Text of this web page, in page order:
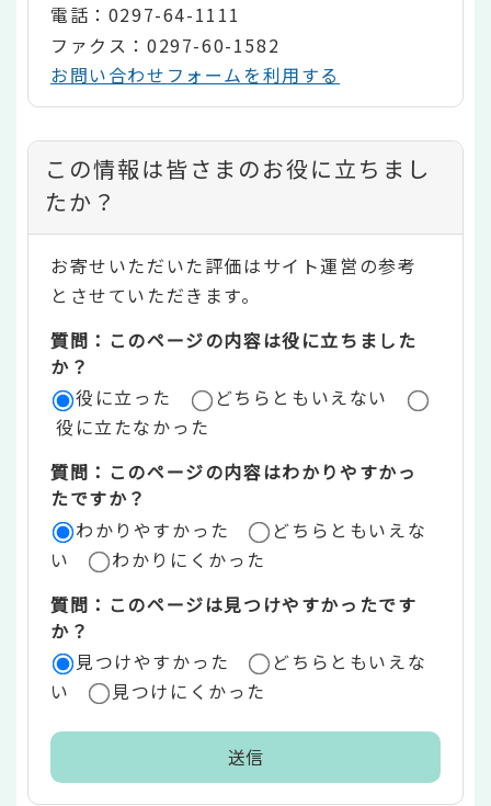
電話：0297-64-1111
ファクス：0297-60-1582
お問い合わせフォームを利用する
コ
ン
テ
ン
ツ
評
価
リ
ア
この情報は皆さまのお役に立ちまし
たか？
お寄せいただいた評価はサイト運営の参考
とさせていただきます。
質問：このページの内容は役に立ちました
か？
役に立った
どちらともいえない
役に立たなかった
質問：このページの内容はわかりやすかっ
たですか？
わかりやすかった
どちらともいえな
い
わかりにくかった
質問：このページは見つけやすかったです
か？
見つけやすかった
どちらともいえな
い
見つけにくかった